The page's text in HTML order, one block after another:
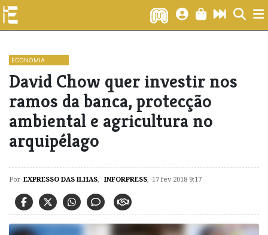
ECONOMIA
​David Chow quer investir nos
ramos da banca, protecção
ambiental e agricultura no
arquipélago
Por EXPRESSO DAS ILHAS, INFORPRESS, 17 fev 2018 9:17